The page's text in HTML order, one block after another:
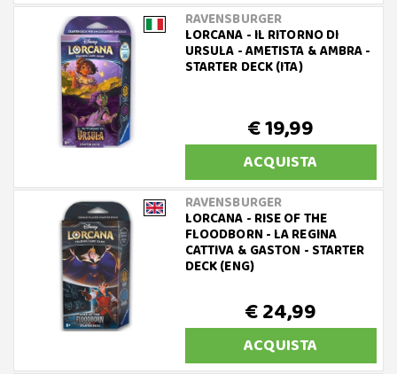
RAVENSBURGER
LORCANA - IL RITORNO DI
URSULA - AMETISTA & AMBRA -
STARTER DECK (ITA)
€ 19,99
ACQUISTA
RAVENSBURGER
LORCANA - RISE OF THE
FLOODBORN - LA REGINA
CATTIVA & GASTON - STARTER
DECK (ENG)
€ 24,99
ACQUISTA